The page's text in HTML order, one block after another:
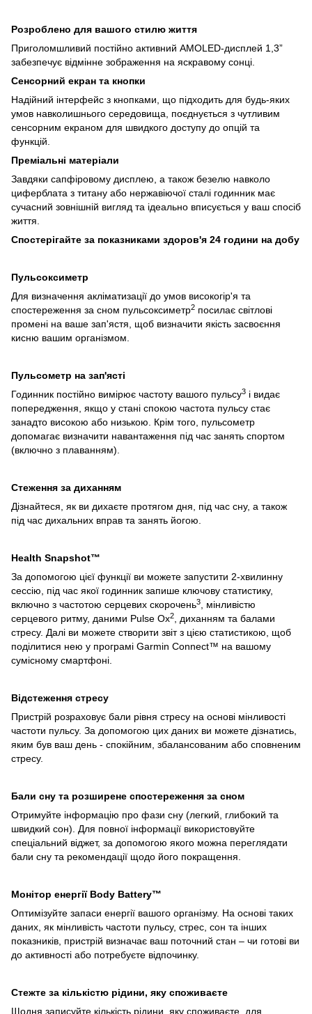
Розроблено для вашого стилю життя
Приголомшливий постійно активний AMOLED-дисплей 1,3”
забезпечує відмінне зображення на яскравому сонці.
Сенсорний екран та кнопки
Надійний інтерфейс з кнопками, що підходить для будь-яких
умов навколишнього середовища, поєднується з чутливим
сенсорним екраном для швидкого доступу до опцій та
функцій.
Преміальні матеріали
Завдяки сапфіровому дисплею, а також безелю навколо
циферблата з титану або нержавіючої сталі годинник має
сучасний зовнішній вигляд та ідеально вписується у ваш спосіб
життя.
Спостерігайте за показниками здоров'я 24 години на добу
Пульсоксиметр
Для визначення акліматизації до умов високогір'я та
спостереження за сном пульсоксиметр2 посилає світлові
промені на ваше зап'ястя, щоб визначити якість засвоєння
кисню вашим організмом.
Пульсометр на зап'ясті
Годинник постійно вимірює частоту вашого пульсу3 і видає
попередження, якщо у стані спокою частота пульсу стає
занадто високою або низькою. Крім того, пульсометр
допомагає визначити навантаження під час занять спортом
(включно з плаванням).
Стеження за диханням
Дізнайтеся, як ви дихаєте протягом дня, під час сну, а також
під час дихальних вправ та занять йогою.
Health Snapshot™
За допомогою цієї функції ви можете запустити 2-хвилинну
сессію, під час якої годинник запише ключову статистику,
включно з частотою серцевих скорочень3, мінливістю
серцевого ритму, даними Pulse Ox2, диханням та балами
стресу. Далі ви можете створити звіт з цією статистикою, щоб
поділитися нею у програмі Garmin Connect™ на вашому
сумісному смартфоні.
Відстеження стресу
Пристрій розраховує бали рівня стресу на основі мінливості
частоти пульсу. За допомогою цих даних ви можете дізнатись,
яким був ваш день - спокійним, збалансованим або сповненим
стресу.
Бали сну та розширене спостереження за сном
Отримуйте інформацію про фази сну (легкий, глибокий та
швидкий сон). Для повної інформації використовуйте
спеціальний віджет, за допомогою якого можна переглядати
бали сну та рекомендації щодо його покращення.
Монітор енергії Body Battery™
Оптимізуйте запаси енергії вашого організму. На основі таких
даних, як мінливість частоти пульсу, стрес, сон та інших
показників, пристрій визначає ваш поточний стан – чи готові ви
до активності або потребуєте відпочинку.
Стежте за кількістю рідини, яку споживаєте
Щодня записуйте кількість рідини, яку споживаєте, для